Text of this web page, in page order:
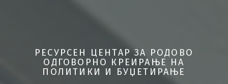
РЕСУРСЕН ЦЕНТАР ЗА РОДОВО
ОДГОВОРНО КРЕИРАЊЕ НА
ПОЛИТИКИ И БУЏЕТИРАЊЕ